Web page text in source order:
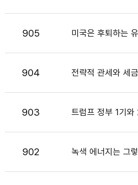
905 미국은 후퇴하는
904 전략적 관세와 세
903 트럼프 정부 1기
902 녹색 에너지는 그